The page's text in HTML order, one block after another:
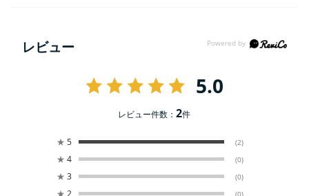
レビュー
5.0
レビュー件数：2件
★ 5 (2)
★ 4 (0)
★ 3 (0)
★ 2 (0)